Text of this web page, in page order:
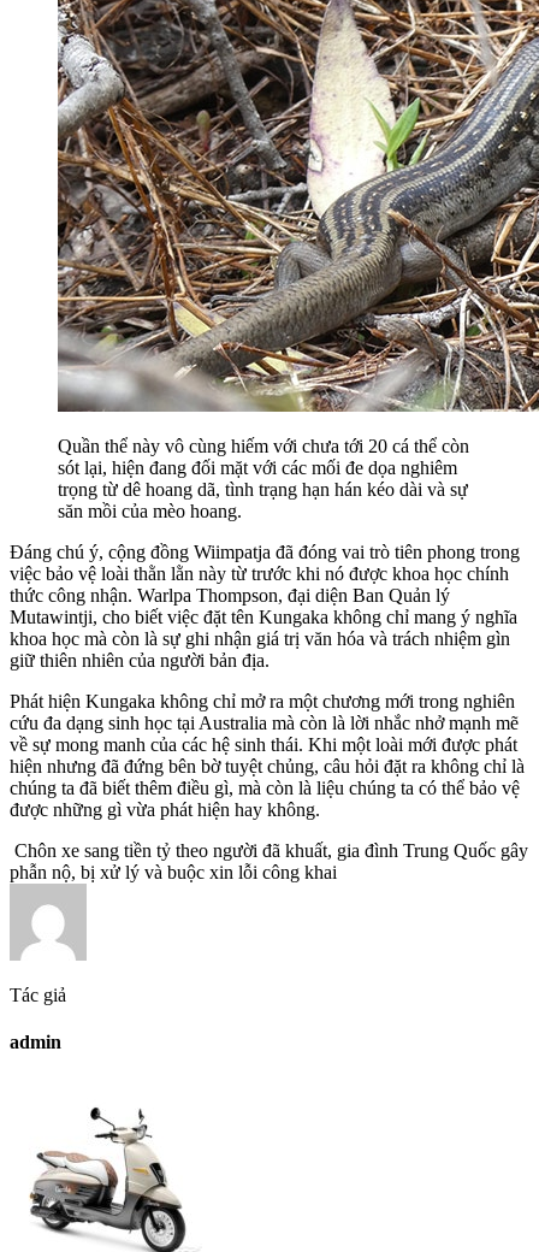
Quần thể này vô cùng hiếm với chưa tới 20 cá thể còn
sót lại, hiện đang đối mặt với các mối đe dọa nghiêm
trọng từ dê hoang dã, tình trạng hạn hán kéo dài và sự
săn mồi của mèo hoang.
Đáng chú ý, cộng đồng Wiimpatja đã đóng vai trò tiên phong trong
việc bảo vệ loài thằn lằn này từ trước khi nó được khoa học chính
thức công nhận. Warlpa Thompson, đại diện Ban Quản lý
Mutawintji, cho biết việc đặt tên Kungaka không chỉ mang ý nghĩa
khoa học mà còn là sự ghi nhận giá trị văn hóa và trách nhiệm gìn
giữ thiên nhiên của người bản địa.
Phát hiện Kungaka không chỉ mở ra một chương mới trong nghiên
cứu đa dạng sinh học tại Australia mà còn là lời nhắc nhở mạnh mẽ
về sự mong manh của các hệ sinh thái. Khi một loài mới được phát
hiện nhưng đã đứng bên bờ tuyệt chủng, câu hỏi đặt ra không chỉ là
chúng ta đã biết thêm điều gì, mà còn là liệu chúng ta có thể bảo vệ
được những gì vừa phát hiện hay không.
Chôn xe sang tiền tỷ theo người đã khuất, gia đình Trung Quốc gây
phẫn nộ, bị xử lý và buộc xin lỗi công khai
Tác giả
admin